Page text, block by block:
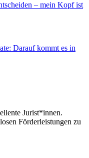
– mein Kopf ist
Darauf kommt es in
Jurist*innen.
Förderleistungen zu